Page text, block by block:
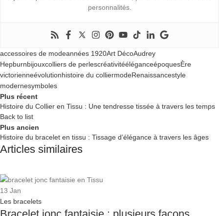
personnalités.
accessoires de modeannées 1920Art DécoAudrey
Hepburnbijouxcolliers de perlescréativitééléganceépoquesÈre
victorienneévolutionhistoire du colliermodeRenaissancestyle
modernesymboles
Plus récent
Histoire du Collier en Tissu : Une tendresse tissée à travers les temps
Back to list
Plus ancien
Histoire du bracelet en tissu : Tissage d’élégance à travers les âges
Articles similaires
13 Jan
Les bracelets